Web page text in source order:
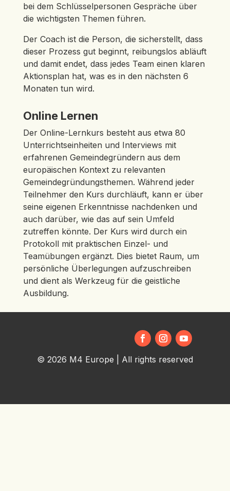
bei dem Schlüsselpersonen Gespräche über
die wichtigsten Themen führen.
Der Coach ist die Person, die sicherstellt, dass
dieser Prozess gut beginnt, reibungslos abläuft
und damit endet, dass jedes Team einen klaren
Aktionsplan hat, was es in den nächsten 6
Monaten tun wird.
Online Lernen
Der Online-Lernkurs besteht aus etwa 80
Unterrichtseinheiten und Interviews mit
erfahrenen Gemeindegründern aus dem
europäischen Kontext zu relevanten
Gemeindegründungsthemen. Während jeder
Teilnehmer den Kurs durchläuft, kann er über
seine eigenen Erkenntnisse nachdenken und
auch darüber, wie das auf sein Umfeld
zutreffen könnte. Der Kurs wird durch ein
Protokoll mit praktischen Einzel- und
Teamübungen ergänzt. Dies bietet Raum, um
persönliche Überlegungen aufzuschreiben
und dient als Werkzeug für die geistliche
Ausbildung.
© 2026 M4 Europe | All rights reserved